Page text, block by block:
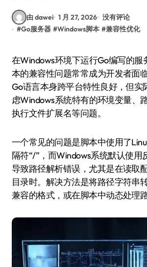
由 dawei 1 月 27, 2026 没有评论
#Go服务器 #Windows脚本 #兼容性优化
在Windows环境下运行Go编写的服务器程序时，脚
本的兼容性问题常常成为开发者面
Go语言本身跨平台特性良好，但实
虑Windows系统特有的环境变量、
执行文件扩展名等问题。
一个常见的问题是脚本中使用了
隔符“/”，而Windows系统默认使用
导致路径解析错误，尤其是在读取
目录时。解决方法是将路径字符串
兼容的格式，或在脚本中动态处理